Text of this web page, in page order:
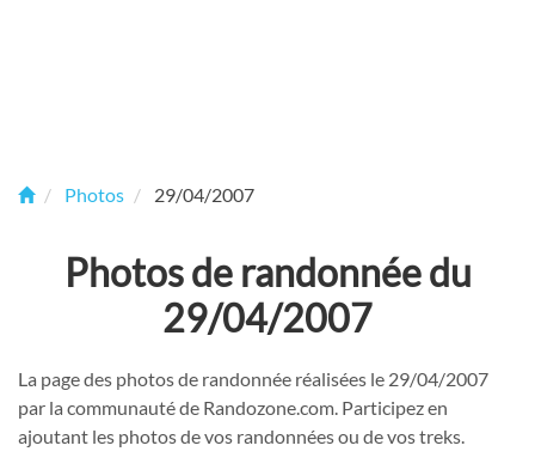
Photos 29/04/2007
Photos de randonnée du
29/04/2007
La page des photos de randonnée réalisées le 29/04/2007
par la communauté de Randozone.com. Participez en
ajoutant les photos de vos randonnées ou de vos treks.